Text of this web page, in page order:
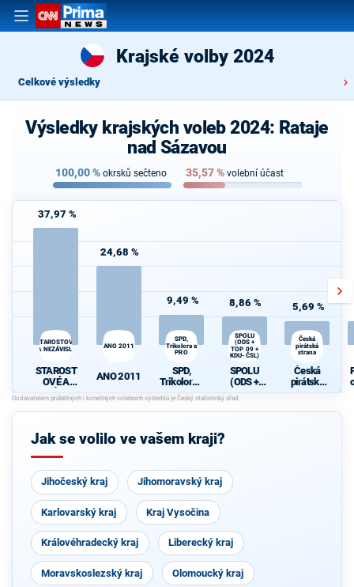
Krajské volby 2024
Celkové výsledky
Výsledky krajských voleb 2024: Rataje
nad Sázavou
100,00% okrsků sečteno 35,57% volební účast
37,97 %
STAROSTOVÉ
A NEZÁVISLÍ
STAROST
OVÉ A
NEZÁVISL
Í
24,68 %
ANO 2011
ANO 2011
9,49 %
SPD,
Trikolora a
PRO
SPD,
Trikolora a
PRO
8,86 %
SPOLU
(ODS +
TOP 09 +
KDU-ČSL)
SPOLU
(ODS +
TOP 09 +
KDU-ČSL)
5,69 %
Česká
pirátská
strana
Česká
pirátská
strana
Jak se volilo ve vašem kraji?
Jihočeský kraj Jihomoravský kraj
Karlovarský kraj Kraj Vysočina
Královéhradecký kraj Liberecký kraj
Moravskoslezský kraj Olomoucký kraj